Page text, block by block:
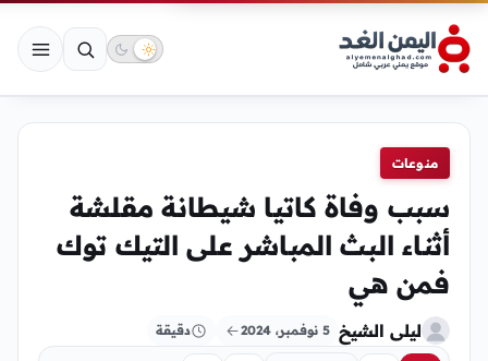
منوعات
سبب وفاة كاتيا شيطانة مقلشة
أثناء البث المباشر على التيك توك
فمن هي
ليلى الشيخ 5 نوفمبر، 2024 دقيقة